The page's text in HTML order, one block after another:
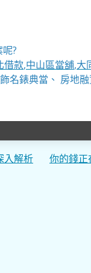
?
借款,中山區當舖,大
名錶典當、 房地
入解析
你的錢正